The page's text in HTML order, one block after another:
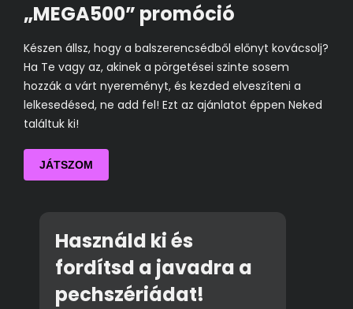
„MEGA500” promóció
Készen állsz, hogy a balszerencsédből előnyt kovácsolj?
Ha Te vagy az, akinek a pörgetései szinte sosem
hozzák a várt nyereményt, és kezded elveszíteni a
lelkesedésed, ne add fel! Ezt az ajánlatot éppen Neked
találtuk ki!
JÁTSZOM
Használd ki és
fordítsd a javadra a
pechszériádat!